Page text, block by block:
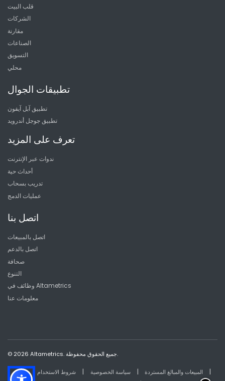
قلب البيت
الشركات
مقارنة
الصناعات
التسويق
محلي
تطبيقات الجوال
تطبيق آبل آيفون
تطبيق جوجل أندرويد
تعرف على المزيد
ندوات عبر الإنترنت
أحداث حية
تدريب بسحاب
عمليات الدمج
اتصل بنا
اتصل بالمبيعات
اتصل بالدعم
صحافة
التنوع
وظائف في Altametrics
معلومات عنا
© 2026 Altametrics. جميع الحقوق محفوظة.
شروط الاستخدام | سياسة الخصوصية | المبيعات والمبالغ المستردة |